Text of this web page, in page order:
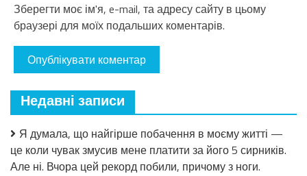
Зберегти моє ім'я, e-mail, та адресу сайту в цьому
браузері для моїх подальших коментарів.
Недавні записи
Я думала, що найгірше побачення в моєму житті —
це коли чувак змусив мене платити за його 5 сирників.
Але ні. Вчора цей рекорд побили, причому з ноги.